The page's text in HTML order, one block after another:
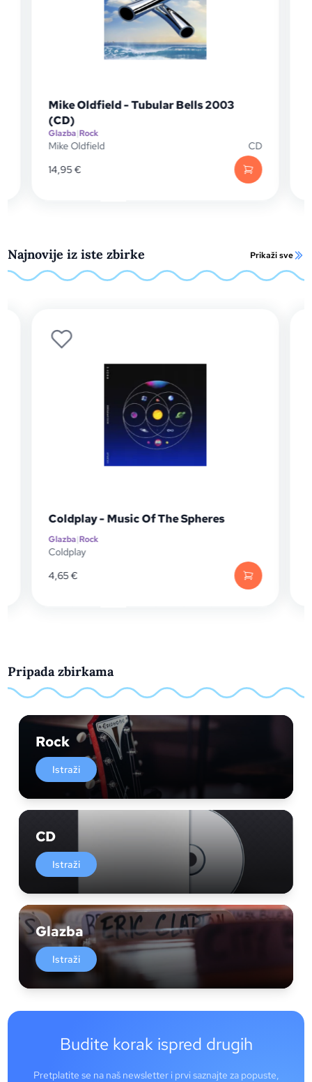
Bells 2003
CD
Mike Oldfield - Tubular
Najnovije iz iste zbirke Prikaži sve
The Spheres David Bowie - Next Day
Pripada zbirkama
Rock
Istraži
CD
Istraži
Glazba
Istraži
Budite korak ispred drugih
Pretplatite se na naš newsletter i prvi saznajte za popuste,